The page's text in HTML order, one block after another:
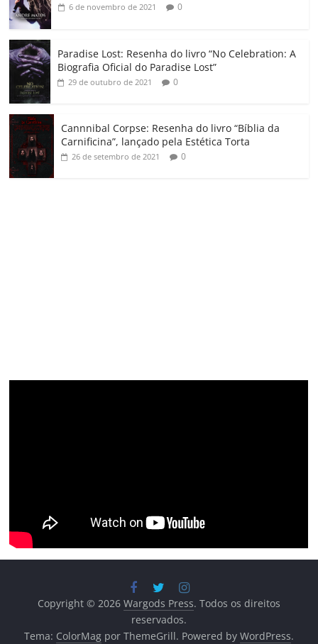
6 de novembro de 2021 0
Paradise Lost: Resenha do livro “No Celebration: A
Biografia Oficial do Paradise Lost”
29 de outubro de 2021 0
Cannnibal Corpse: Resenha do livro “Bíblia da
Carnificina”, lançado pela Estética Torta
26 de setembro de 2021 0
Copyright © 2026 Wargods Press. Todos os direitos
reservados.
Tema: ColorMagpor ThemeGrill. Powered by WordPress.